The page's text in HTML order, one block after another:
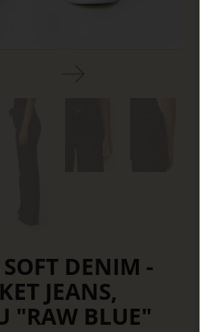
DENIM -
JEANS,
"RAW BLUE"